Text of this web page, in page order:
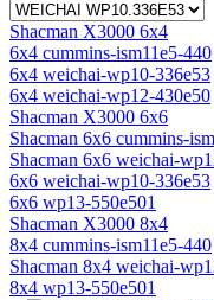
Shacman X3000 6x4
6x4 cummins-ism11e5-440
6x4 weichai-wp10-336e53
6x4 weichai-wp12-430e50
Shacman X3000 6x6
Shacman 6x6 cummins-
Shacman 6x6 weichai-
6x6 weichai-wp10-336e53
6x6 wp13-550e501
Shacman X3000 8x4
8x4 cummins-ism11e5-440
Shacman 8x4 weichai-
8x4 wp13-550e501